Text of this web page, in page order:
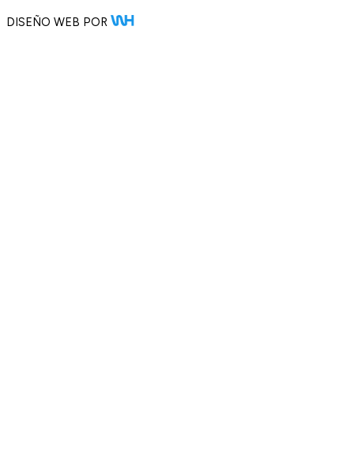
DISEÑO WEB POR